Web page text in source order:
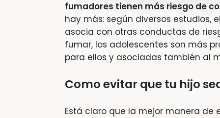
fumadores tienen más riesgo de
hay más: según diversos estudios,
asocia con otras conductas de
fumar, los adolescentes son más
para ellos y asociadas también al
Como evitar que tu hijo
Está claro que la mejor manera de